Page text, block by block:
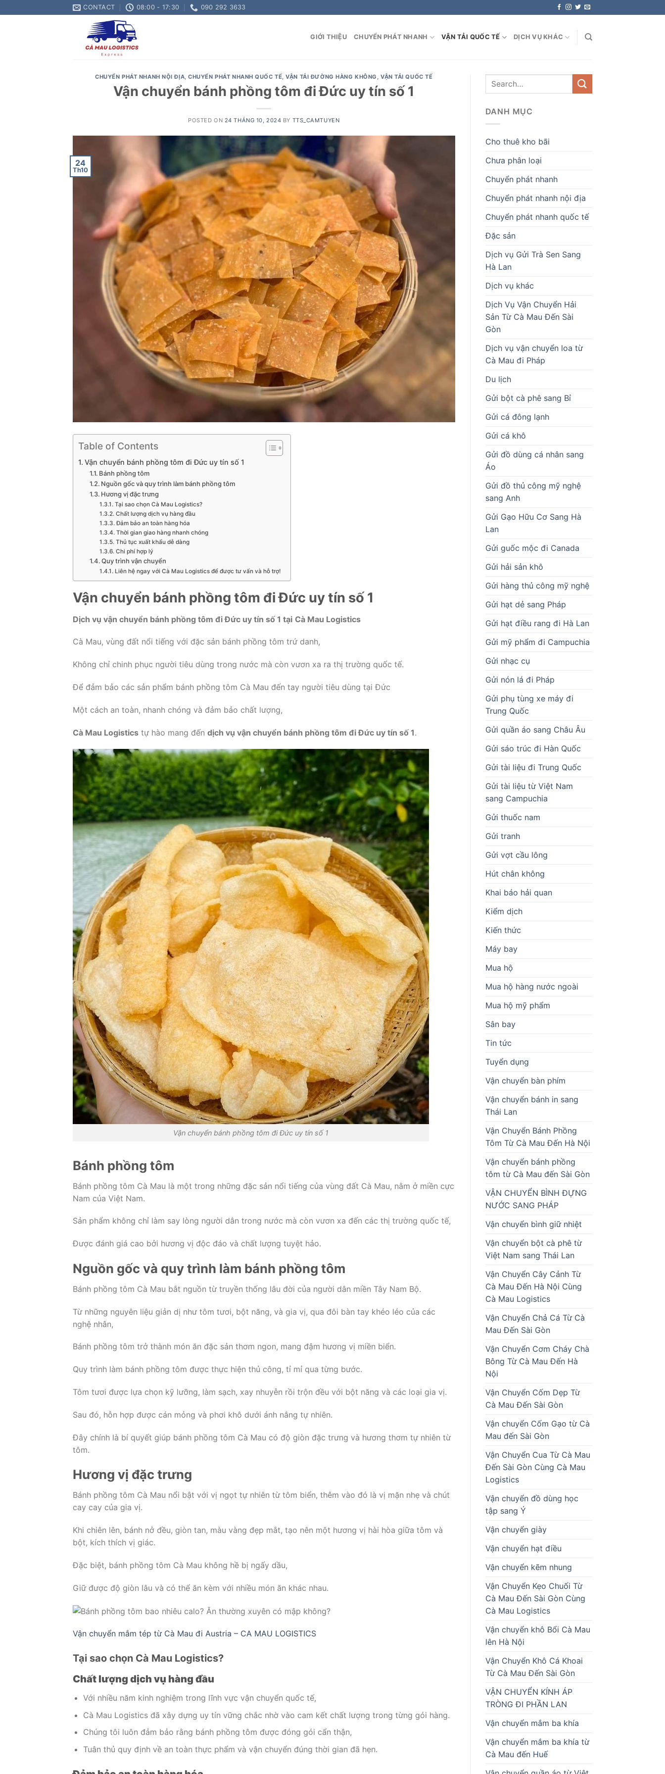
to
CONTACT 08:00 - 17:30 090 292 3633
GIỚI THIỆU CHUYỂN PHÁT NHANH VẬN TẢI QUỐC TẾ DỊCH VỤ KHÁC
CHUYỂN PHÁT NHANH NỘI ĐỊA,CHUYỂN PHÁT NHANH QUỐC TẾ,VẬN TẢI ĐƯỜNG HÀNG KHÔNG , VẬN TẢI QUỐC TẾ
Vận chuyển bánh phồng tôm đi Đức uy tín số 1
POSTED ON 24 THÁNG 10, 2024 BY TTS_CAMTUYEN
24
Th10
Table of Contents
Vận chuyển bánh phồng tôm đi Đức uy tín số 1
Bánh phồng tôm
Nguồn gốc và quy trình làm bánh phồng tôm
Hương vị đặc trưng
Tại sao chọn Cà Mau Logistics?
Chất lượng dịch vụ hàng đầu
Đảm bảo an toàn hàng hóa
Thời gian giao hàng nhanh chóng
Thủ tục xuất khẩu dễ dàng
Chi phí hợp lý
Quy trình vận chuyển
Liên hệ ngay với Cà Mau Logistics để được tư vấn và hỗ trợ!
Vận chuyển bánh phồng tôm đi Đức uy tín số 1
Dịch vụ vận chuyển bánh phồng tôm đi Đức uy tín số 1 tại Cà Mau Logistics
Cà Mau, vùng đất nổi tiếng với đặc sản bánh phồng tôm trứ danh,
Không chỉ chinh phục người tiêu dùng trong nước mà còn vươn xa ra thị trường quốc tế.
Để đảm bảo các sản phẩm bánh phồng tôm Cà Mau đến tay người tiêu dùng tại Đức
Một cách an toàn, nhanh chóng và đảm bảo chất lượng,
Cà Mau Logistics tự hào mang đến dịch vụ vận chuyển bánh phồng tôm đi Đức uy tín số 1.
Vận chuyển bánh phồng tôm đi Đức uy tín số 1
Bánh phồng tôm
Bánh phồng tôm Cà Mau là một trong những đặc sản nổi tiếng của vùng đất Cà Mau, nằm ở miền cực
Nam của Việt Nam.
Sản phẩm không chỉ làm say lòng người dân trong nước mà còn vươn xa đến các thị trường quốc tế,
Được đánh giá cao bởi hương vị độc đáo và chất lượng tuyệt hảo.
Nguồn gốc và quy trình làm bánh phồng tôm
Bánh phồng tôm Cà Mau bắt nguồn từ truyền thống lâu đời của người dân miền Tây Nam Bộ.
Từ những nguyên liệu giản dị như tôm tươi, bột năng, và gia vị, qua đôi bàn tay khéo léo của các
nghệ nhân,
Bánh phồng tôm trở thành món ăn đặc sản thơm ngon, mang đậm hương vị miền biển.
Quy trình làm bánh phồng tôm được thực hiện thủ công, tỉ mỉ qua từng bước.
Tôm tươi được lựa chọn kỹ lưỡng, làm sạch, xay nhuyễn rồi trộn đều với bột năng và các loại gia vị.
Sau đó, hỗn hợp được cán mỏng và phơi khô dưới ánh nắng tự nhiên.
Đây chính là bí quyết giúp bánh phồng tôm Cà Mau có độ giòn đặc trưng và hương thơm tự nhiên từ
tôm.
Hương vị đặc trưng
Bánh phồng tôm Cà Mau nổi bật với vị ngọt tự nhiên từ tôm biển, thêm vào đó là vị mặn nhẹ và chút
cay cay của gia vị.
Khi chiên lên, bánh nở đều, giòn tan, màu vàng đẹp mắt, tạo nên một hương vị hài hòa giữa tôm và
bột, kích thích vị giác.
Đặc biệt, bánh phồng tôm Cà Mau không hề bị ngấy dầu,
Giữ được độ giòn lâu và có thể ăn kèm với nhiều món ăn khác nhau.
Vận chuyển mắm tép từ Cà Mau đi Austria – CA MAU LOGISTICS
Tại sao chọn Cà Mau Logistics?
Chất lượng dịch vụ hàng đầu
Với nhiều năm kinh nghiệm trong lĩnh vực vận chuyển quốc tế,
Cà Mau Logistics đã xây dựng uy tín vững chắc nhờ vào cam kết chất lượng trong từng gói hàng.
Chúng tôi luôn đảm bảo rằng bánh phồng tôm được đóng gói cẩn thận,
Tuân thủ quy định về an toàn thực phẩm và vận chuyển đúng thời gian đã hẹn.
DANH MỤC
Cho thuê kho bãi
Chưa phân loại
Chuyển phát nhanh
Chuyển phát nhanh nội địa
Chuyển phát nhanh quốc tế
Đặc sản
Dịch vụ Gửi Trà Sen Sang
Hà Lan
Dịch vụ khác
Dịch Vụ Vận Chuyển Hải
Sản Từ Cà Mau Đến Sài
Gòn
Dịch vụ vận chuyển loa từ
Cà Mau đi Pháp
Du lịch
Gửi bột cà phê sang Bỉ
Gửi cá đông lạnh
Gửi cá khô
Gửi đồ dùng cá nhân sang
Áo
Gửi đồ thủ công mỹ nghệ
sang Anh
Gửi Gạo Hữu Cơ Sang Hà
Lan
Gửi guốc mộc đi Canada
Gửi hải sản khô
Gửi hàng thủ công mỹ nghệ
Gửi hạt dẻ sang Pháp
Gửi hạt điều rang đi Hà Lan
Gửi mỹ phẩm đi Campuchia
Gửi nhạc cụ
Gửi nón lá đi Pháp
Gửi phụ tùng xe máy đi
Trung Quốc
Gửi quần áo sang Châu Âu
Gửi sáo trúc đi Hàn Quốc
Gửi tài liệu đi Trung Quốc
Gửi tài liệu từ Việt Nam
sang Campuchia
Gửi thuốc nam
Gửi tranh
Gửi vợt cầu lông
Hút chân không
Khai báo hải quan
Kiểm dịch
Kiến thức
Máy bay
Mua hộ
Mua hộ hàng nước ngoài
Mua hộ mỹ phẩm
Sân bay
Tin tức
Tuyển dụng
Vận chuyển bàn phím
Vận chuyển bánh in sang
Thái Lan
Vận Chuyển Bánh Phồng
Tôm Từ Cà Mau Đến Hà Nội
Vận chuyển bánh phồng
tôm từ Cà Mau đến Sài Gòn
VẬN CHUYỂN BÌNH ĐỰNG
NƯỚC SANG PHÁP
Vận chuyển bình giữ nhiệt
Vận chuyển bột cà phê từ
Việt Nam sang Thái Lan
Vận Chuyển Cây Cảnh Từ
Cà Mau Đến Hà Nội Cùng
Cà Mau Logistics
Vận Chuyển Chả Cá Từ Cà
Mau Đến Sài Gòn
Vận Chuyển Cơm Cháy Chà
Bông Từ Cà Mau Đến Hà
Nội
Vận Chuyển Cốm Dẹp Từ
Cà Mau Đến Sài Gòn
Vận chuyển Cốm Gạo từ Cà
Mau đến Sài Gòn
Vận Chuyển Cua Từ Cà Mau
Đến Sài Gòn Cùng Cà Mau
Logistics
Vận chuyển đồ dùng học
tập sang Ý
Vận chuyển giày
Vận chuyển hạt điều
Vận chuyển kẽm nhung
Vận Chuyển Kẹo Chuối Từ
Cà Mau Đến Sài Gòn Cùng
Cà Mau Logistics
Vận chuyển khô Bổi Cà Mau
lên Hà Nội
Vận Chuyển Khô Cá Khoai
Từ Cà Mau Đến Sài Gòn
VẬN CHUYỂN KÍNH ÁP
TRÒNG ĐI PHẦN LAN
Vận chuyển mắm ba khía
Vận chuyển mắm ba khía từ
Cà Mau đến Huế